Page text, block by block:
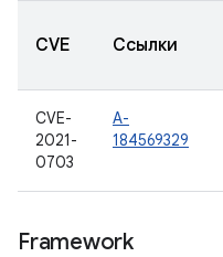
CVE Ссылки
CVE-
2021-
0703
A-
184569329
Framework